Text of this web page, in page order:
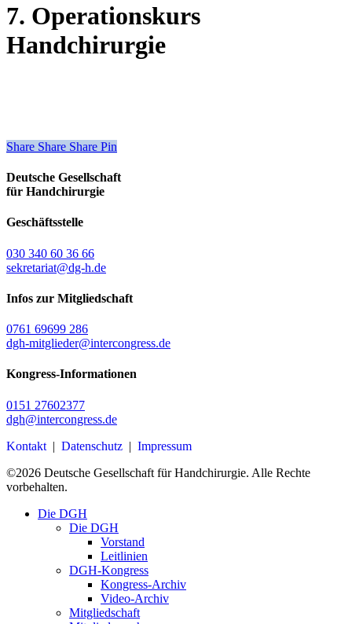
7. Operationskurs
Handchirurgie
Share
Share Share Share Pin
Deutsche Gesellschaft
für Handchirurgie
Geschäftsstelle
030 340 60 36 66
sekretariat@dg-h.de
Infos zur Mitgliedschaft
0761 69699 286
dgh-mitglieder@intercongress.de
Kongress-Informationen
0151 27602377
dgh@intercongress.de
Kontakt | Datenschutz | Impressum
©2026 Deutsche Gesellschaft für Handchirurgie. Alle Rechte
vorbehalten.
Close
Die DGH
Die DGH
Vorstand
Leitlinien
DGH-Kongress
Kongress-Archiv
Video-Archiv
Mitgliedschaft